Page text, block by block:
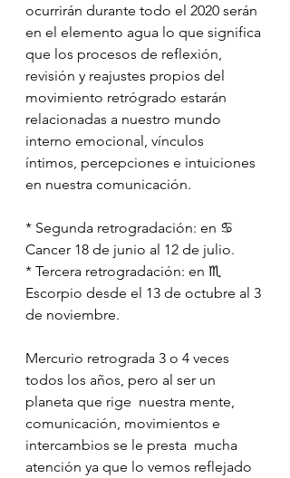
ocurrirán durante todo el 2020 serán
en el elemento agua lo que significa
que los procesos de reflexión,
revisión y reajustes propios del
movimiento retrógrado estarán
relacionadas a nuestro mundo
interno emocional, vínculos
íntimos, percepciones e intuiciones
en nuestra comunicación.
* Segunda retrogradación: en ♋️
Cancer 18 de junio al 12 de julio.
* Tercera retrogradación: en ♏️
Escorpio desde el 13 de octubre al 3
de noviembre.
Mercurio retrograda 3 o 4 veces
todos los años, pero al ser un
planeta que rige  nuestra mente,
comunicación, movimientos e
intercambios se le presta  mucha
atención ya que lo vemos reflejado